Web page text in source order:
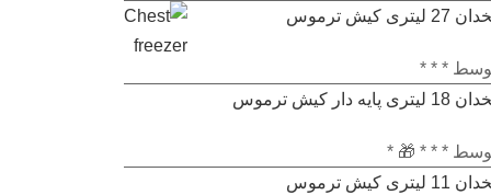
27 لیتری کیش ترموس
* * *
18 لیتری پایه دار کیش ترموس
* * * 🎁 *
11 لیتری کیش ترموس